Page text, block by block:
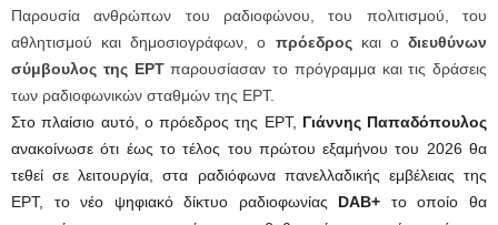
Παρουσία ανθρώπων του ραδιοφώνου, του πολιτισμού, του
αθλητισμού και δημοσιογράφων, ο πρόεδροςκαι οδιευθύνων
σύμβουλος της ΕΡΤπαρουσίασαν το πρόγραμμα και τις δράσεις
των ραδιοφωνικών σταθμών της ΕΡΤ.
Στο πλαίσιο αυτό, ο πρόεδρος της ΕΡΤ, Γιάννης Παπαδόπουλος
ανακοίνωσε ότι έως το τέλος του πρώτου εξαμήνου του 2026 θα
τεθεί σε λειτουργία, στα ραδιόφωνα πανελλαδικής εμβέλειας της
ΕΡΤ, το νέο ψηφιακό δίκτυο ραδιοφωνίας DAB+ το οποίο θα